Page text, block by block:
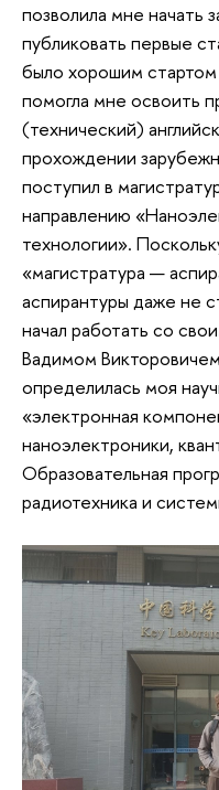
позволила мне начать
публиковать первые
было хорошим
помогла мне освоить
(технический)
прохождении
поступил в
направлению
технологии».
«магистратура —
аспирантуры даже не
начал работать со
Вадимом
определилась моя
«электронная
наноэлектроники,
Образовательная
радиотехника и